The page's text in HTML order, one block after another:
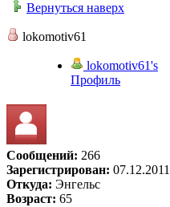
Вернуться наверх
lokomotiv61
lokomotiv61's
Профиль
Сообщений: 266
Зарегистрирован: 07.12.2011
Откуда: Энгельс
Возраст: 65